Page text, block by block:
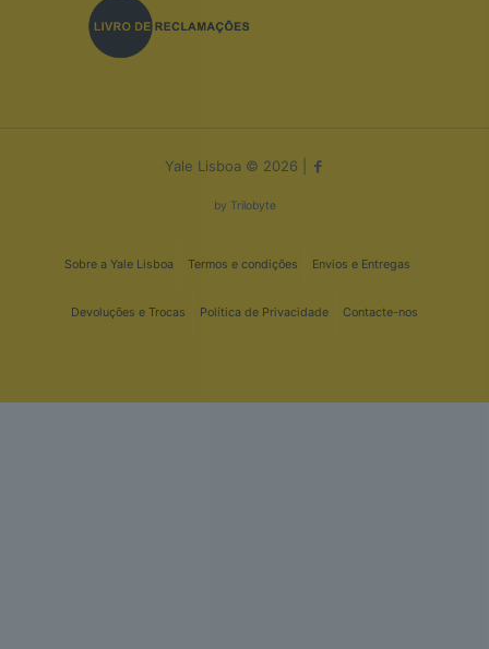
Yale Lisboa © 2026 |
by Trilobyte
Sobre a Yale Lisboa Termos e condições Envios e Entregas
Devoluções e Trocas Política de Privacidade Contacte-nos